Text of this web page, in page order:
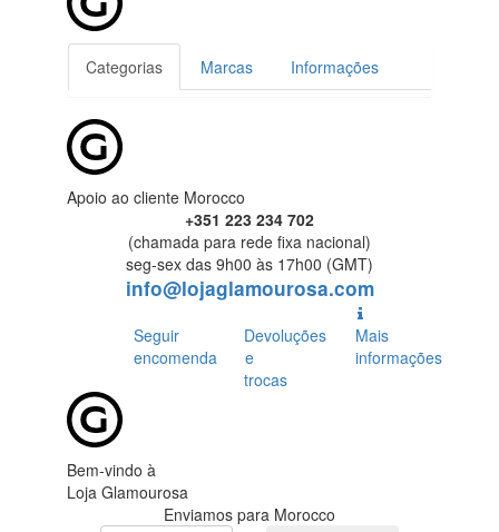
Categorias Marcas Informações
Apoio ao cliente Morocco
+351 223 234 702
(chamada para rede fixa nacional)
seg-sex das 9h00 às 17h00 (GMT)
info@lojaglamourosa.com
Seguir
encomenda
Devoluções
e
trocas
Mais
informações
Bem-vindo à
Loja Glamourosa
Enviamos para Morocco